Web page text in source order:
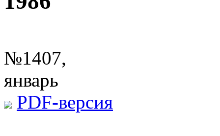
№1407,
январь
PDF-версия